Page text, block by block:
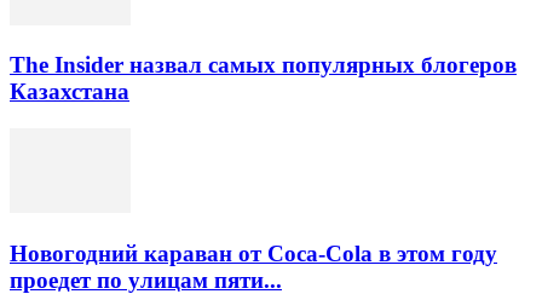
The Insider назвал самых популярных блогеров
Казахстана
Новогодний караван от Coca-Cola в этом году
проедет по улицам пяти...